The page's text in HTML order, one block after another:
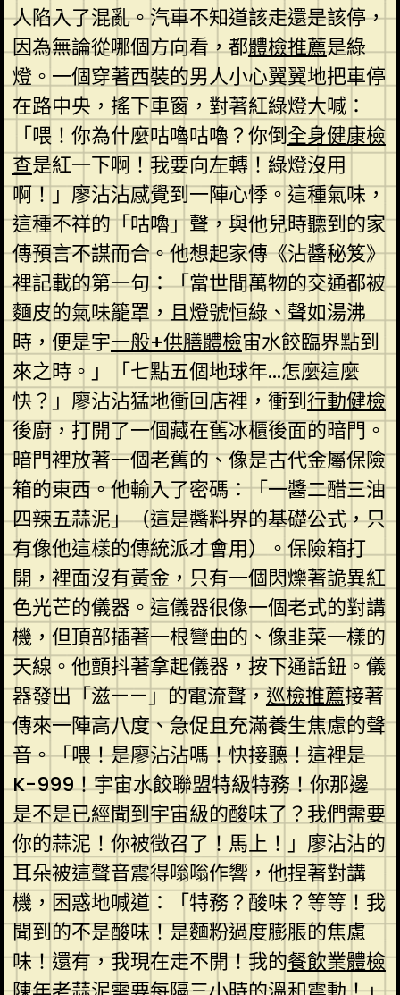
人陷入了混亂。汽車不知道該走還是該停，
因為無論從哪個方向看，都體檢推薦是綠
燈。一個穿著西裝的男人小心翼翼地把車停
在路中央，搖下車窗，對著紅綠燈大喊：
「喂！你為什麼咕嚕咕嚕？你倒全身健康檢
查是紅一下啊！我要向左轉！綠燈沒用
啊！」廖沾沾感覺到一陣心悸。這種氣味，
這種不祥的「咕嚕」聲，與他兒時聽到的家
傳預言不謀而合。他想起家傳《沾醬秘笈》
裡記載的第一句：「當世間萬物的交通都被
麵皮的氣味籠罩，且燈號恒綠、聲如湯沸
時，便是宇一般+供膳體檢宙水餃臨界點到
來之時。」「七點五個地球年…怎麼這麼
快？」廖沾沾猛地衝回店裡，衝到行動健檢
後廚，打開了一個藏在舊冰櫃後面的暗門。
暗門裡放著一個老舊的、像是古代金屬保險
箱的東西。他輸入了密碼：「一醬二醋三油
四辣五蒜泥」（這是醬料界的基礎公式，只
有像他這樣的傳統派才會用）。保險箱打
開，裡面沒有黃金，只有一個閃爍著詭異紅
色光芒的儀器。這儀器很像一個老式的對講
機，但頂部插著一根彎曲的、像韭菜一樣的
天線。他顫抖著拿起儀器，按下通話鈕。儀
器發出「滋——」的電流聲，巡檢推薦接著
傳來一陣高八度、急促且充滿養生焦慮的聲
音。「喂！是廖沾沾嗎！快接聽！這裡是
K-999！宇宙水餃聯盟特級特務！你那邊
是不是已經聞到宇宙級的酸味了？我們需要
你的蒜泥！你被徵召了！馬上！」廖沾沾的
耳朵被這聲音震得嗡嗡作響，他捏著對講
機，困惑地喊道：「特務？酸味？等等！我
聞到的不是酸味！是麵粉過度膨脹的焦慮
味！還有，我現在走不開！我的餐飲業體檢